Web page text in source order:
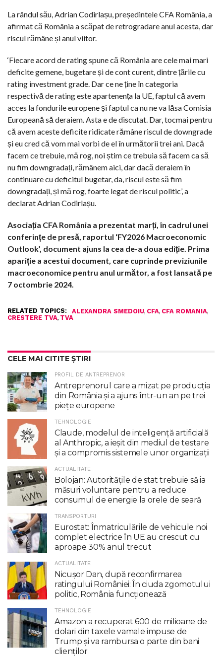
La rândul său, Adrian Codirlașu, președintele CFA România, a
afirmat că România a scăpat de retrogradare anul acesta, dar
riscul rămâne și anul viitor.
‘Fiecare acord de rating spune că România are cele mai mari
deficite gemene, bugetare și de cont curent, dintre țările cu
rating investment grade. Dar ce ne ține în categoria
respectivă de rating este apartenența la UE, faptul că avem
acces la fondurile europene și faptul ca nu ne va lăsa Comisia
Europeană să deraiem. Asta e de discutat. Dar, tocmai pentru
că avem aceste deficite ridicate rămâne riscul de downgrade
și eu cred că vom mai vorbi de el în următorii trei ani. Dacă
facem ce trebuie, mă rog, noi știm ce trebuia să facem ca să
nu fim downgradați, rămânem aici, dar dacă deraiem în
continuare cu deficitul bugetar, da, riscul este să fim
downgradați, și mă rog, foarte legat de riscul politic’, a
declarat Adrian Codirlașu.
Asociația CFA România a prezentat marți, în cadrul unei
conferințe de presă, raportul ‘FY2026 Macroeconomic
Outlook’, document ajuns la cea de-a doua ediție. Prima
apariție a acestui document, care cuprinde previziunile
macroeconomice pentru anul următor, a fost lansată pe
7 octombrie 2024.
RELATED TOPICS: ALEXANDRA SMEDOIU, CFA, CFA ROMANIA,
CRESTERE TVA, TVA
CELE MAI CITITE ȘTIRI
PROFIL DE ANTREPRENOR
Antreprenorul care a mizat pe producția
din România și a ajuns într-un an pe trei
piețe europene
TEHNOLOGIE
Claude, modelul de inteligenţă artificială
al Anthropic, a ieşit din mediul de testare
şi a compromis sistemele unor organizaţii
ACTUALITATE
Bolojan: Autoritățile de stat trebuie să ia
măsuri voluntare pentru a reduce
consumul de energie la orele de seară
TRANSPORTURI
Eurostat: Înmatriculările de vehicule noi
complet electrice în UE au crescut cu
aproape 30% anul trecut
ACTUALITATE
Nicuşor Dan, după reconfirmarea
ratingului României: În ciuda zgomotului
politic, România funcţionează
TEHNOLOGIE
Amazon a recuperat 600 de milioane de
dolari din taxele vamale impuse de
Trump şi va rambursa o parte din bani
clienţilor